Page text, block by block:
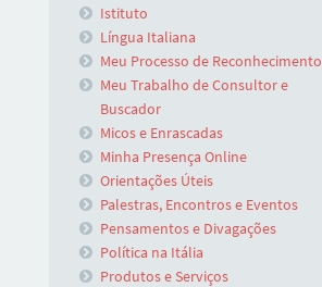
Istituto
Língua Italiana
Meu Processo de Reconhecimento
Meu Trabalho de Consultor e
Buscador
Micos e Enrascadas
Minha Presença Online
Orientações Úteis
Palestras, Encontros e Eventos
Pensamentos e Divagações
Política na Itália
Produtos e Serviços